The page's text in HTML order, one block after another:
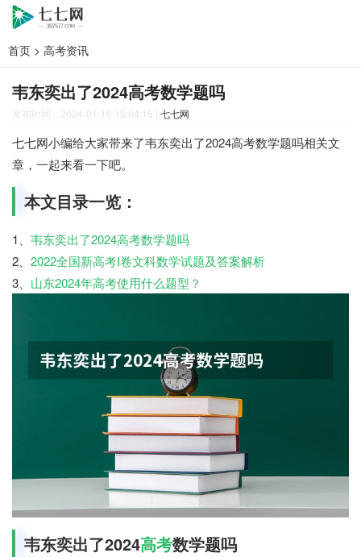
首页 > 高考资讯
韦东奕出了2024高考数学题吗
发布时间：2024-01-16 15:04:15 | 七七网
七七网小编给大家带来了韦东奕出了2024高考数学题吗相关文
章，一起来看一下吧。
本文目录一览：
1、 韦东奕出了2024高考数学题吗
2、 2022全国新高考Ⅰ卷文科数学试题及答案解析
3、 山东2024年高考使用什么题型？
韦东奕出了2024高考数学题吗